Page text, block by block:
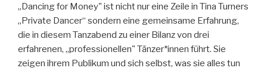
„Dancing for Money" ist nicht nur eine Zeile in Tina Turners
„Private Dancer“ sondern eine gemeinsame Erfahrung,
die in diesem Tanzabend zu einer Bilanz von drei
erfahrenen, „professionellen" Tänzer*innen führt. Sie
zeigen ihrem Publikum und sich selbst, was sie alles tun